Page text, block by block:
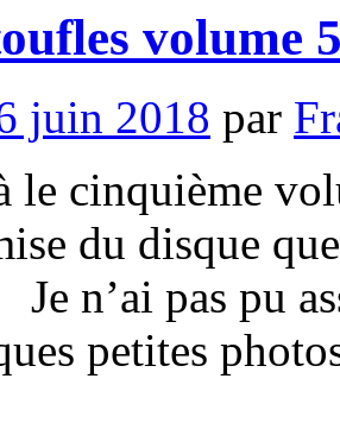
volume
juin 2018 par
cinquième
du disque
n’ai pas pu
petites